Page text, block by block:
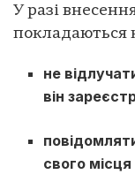
У разі
покладаються
не
він
свого